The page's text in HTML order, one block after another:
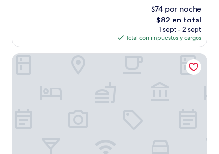
$74 por noche
El
precio
actual
es
de
$82 en total
1 sept - 2 sept
Total con impuestos y cargos
BOUL ROSU RESIDENCE free parking